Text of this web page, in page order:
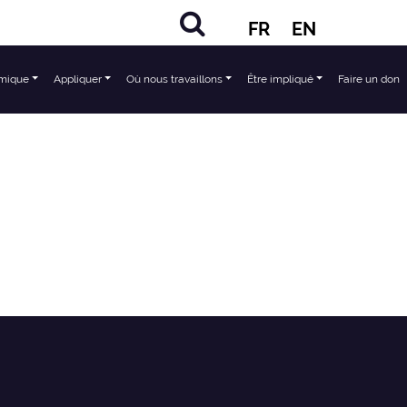
FR EN
Appliquer Où nous travaillons Être impliqué Faire un don